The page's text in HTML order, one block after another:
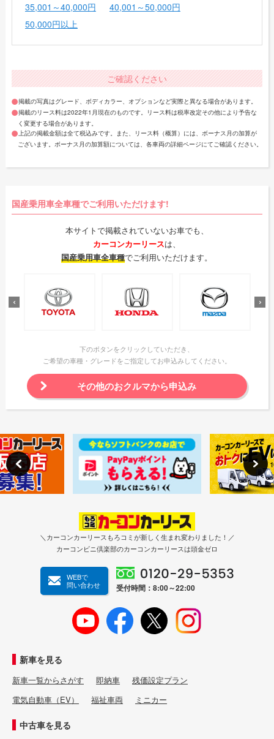
35,001～40,000円
40,001～50,000円
50,000円以上
ご確認ください
掲載の写真はグレード、ボディカラー、オプションなど実際と異なる場合があります。
掲載のリース料は2022年1月現在のものです。リース料は税率改定その他により予告な
く変更する場合があります。
上記の掲載金額は全て税込みです。また、リース料（概算）には、ボーナス月の加算が
ございます。ボーナス月の加算額については、各車両の詳細ページにてご確認ください。
国産乗用車全車種でご利用いただけます!
本サイトで掲載されていないお車でも、
カーコンカーリースは、
国産乗用車全車種でご利用いただけます。
下のボタンをクリックしていただき、
ご希望の車種・グレードをご指定してお申込みしてください。
その他のおクルマから申込み
＼カーコンカーリースもろコミが新しく生まれ変わりました！／
カーコンビニ倶楽部のカーコンカーリースは頭金ゼロ
WEBで
問い合わせ
受付時間：8:00～22:00
新車を見る
新車一覧からさがす 即納車
残価設定プラン
電気自動車（EV）
福祉車両 ミニカー
中古車を見る